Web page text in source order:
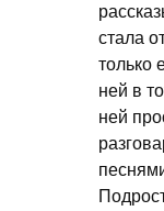
стала
только
ней в
ней